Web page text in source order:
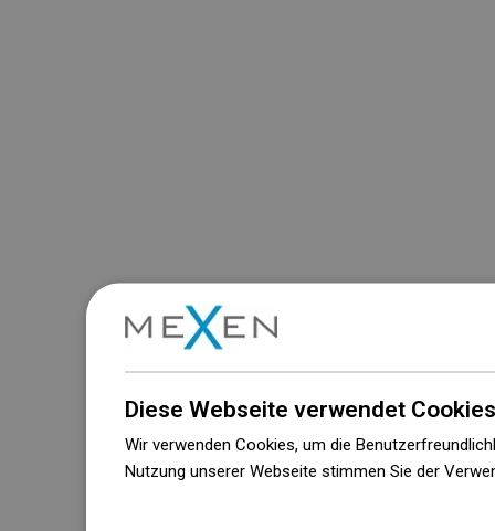
Diese Webseite verwendet
Wir verwenden Cookies, um die
Nutzung unserer Webseite stimmen Sie der